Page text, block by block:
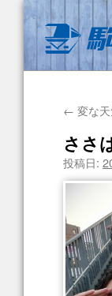
← 変な
ささ
投稿日: